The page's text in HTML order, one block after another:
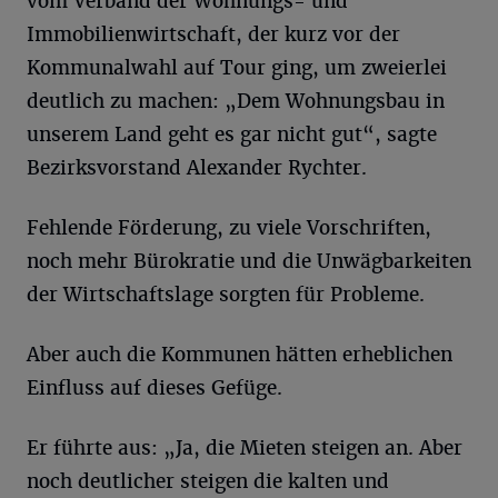
Immobilienwirtschaft, der kurz vor der
Kommunalwahl auf Tour ging, um zweierlei
deutlich zu machen: „Dem Wohnungsbau in
unserem Land geht es gar nicht gut“, sagte
Bezirksvorstand Alexander Rychter.
Fehlende Förderung, zu viele Vorschriften,
noch mehr Bürokratie und die Unwägbarkeiten
der Wirtschaftslage sorgten für Probleme.
Aber auch die Kommunen hätten erheblichen
Einfluss auf dieses Gefüge.
Er führte aus: „Ja, die Mieten steigen an. Aber
noch deutlicher steigen die kalten und